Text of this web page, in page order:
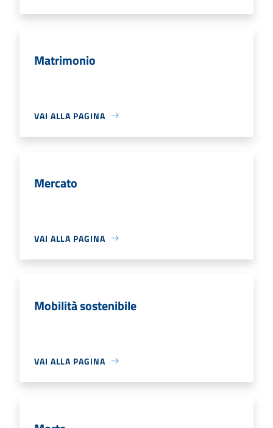
Matrimonio
VAI ALLA PAGINA
Mercato
VAI ALLA PAGINA
Mobilità sostenibile
VAI ALLA PAGINA